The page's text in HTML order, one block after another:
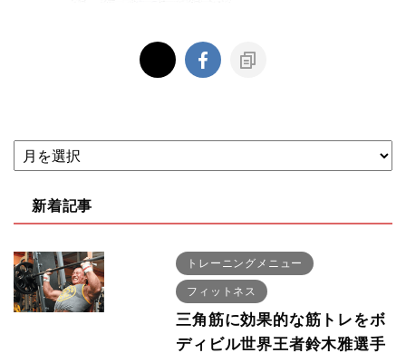
新着記事
トレーニングメニュー
フィットネス
三角筋に効果的な筋トレをボ
ディビル世界王者鈴木雅選手